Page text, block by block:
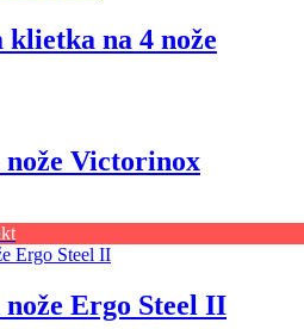
klietka na 4 nože
nože Victorinox
Ergo Steel II